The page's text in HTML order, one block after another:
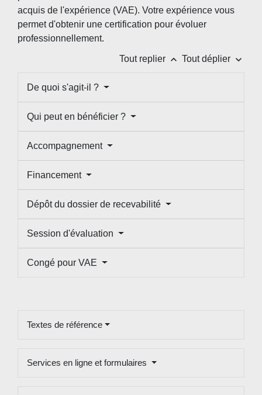
acquis de l'expérience (VAE). Votre expérience vous
permet d'obtenir une certification pour évoluer
professionnellement.
Tout replier keyboard_arrow_up Tout déplier keyboard_arrow_down
De quoi s'agit-il ?
Qui peut en bénéficier ?
Accompagnement
Financement
Dépôt du dossier de recevabilité
Session d'évaluation
Congé pour VAE
Textes de référence
Services en ligne et formulaires